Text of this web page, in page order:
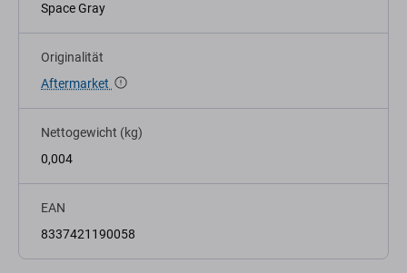
Space Gray
Originalität
Aftermarket
Nettogewicht (kg)
0,004
EAN
8337421190058